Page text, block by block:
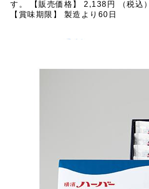
す。 【販売価格】 2,138円 （税込）
【賞味期限】 製造より60日